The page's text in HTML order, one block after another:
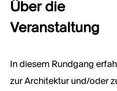
Über die
Veranstaltung
In diesem Rundgang
zur Architektur und/oder